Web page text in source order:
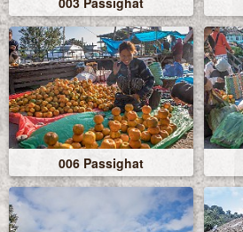
006 Passighat